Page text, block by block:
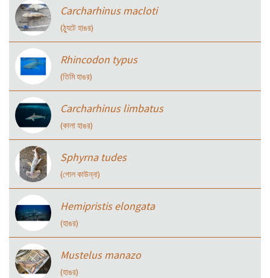
Carcharhinus macloti
(ঠ্যুটে হাঙর)
Rhincodon typus
(তিমি হাঙর)
Carcharhinus limbatus
(কালা হাঙর)
Sphyrna tudes
(গোল কাউন্না)
Hemipristis elongata
(হাঙর)
Mustelus manazo
(হাঙর)